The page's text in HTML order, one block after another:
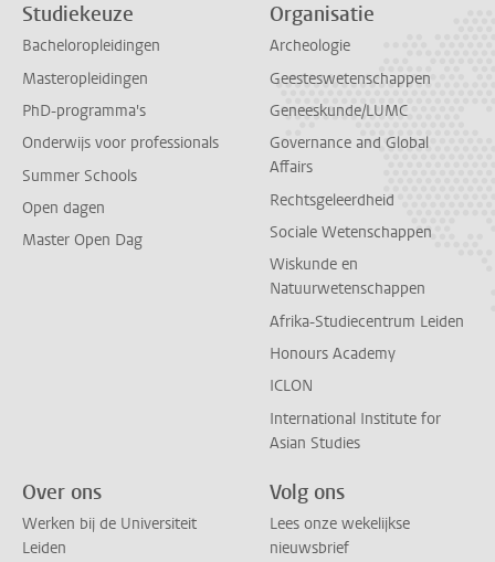
Studiekeuze
Bacheloropleidingen
Masteropleidingen
PhD-programma's
Onderwijs voor professionals
Summer Schools
Open dagen
Master Open Dag
Organisatie
Archeologie
Geesteswetenschappen
Geneeskunde/LUMC
Governance and Global
Affairs
Rechtsgeleerdheid
Sociale Wetenschappen
Wiskunde en
Natuurwetenschappen
Afrika-Studiecentrum Leiden
Honours Academy
ICLON
International Institute for
Asian Studies
Over ons
Werken bij de Universiteit
Leiden
Volg ons
Lees onze wekelijkse
nieuwsbrief